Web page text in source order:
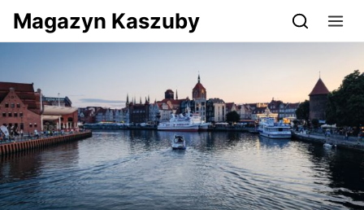
Przejdź do serwisu magazynkaszuby.pl
Magazyn Kaszuby